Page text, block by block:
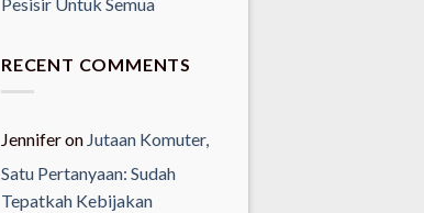
Pesisir Untuk Semua
RECENT COMMENTS
Jenniferon Jutaan Komuter,
Satu Pertanyaan: Sudah
Tepatkah Kebijakan